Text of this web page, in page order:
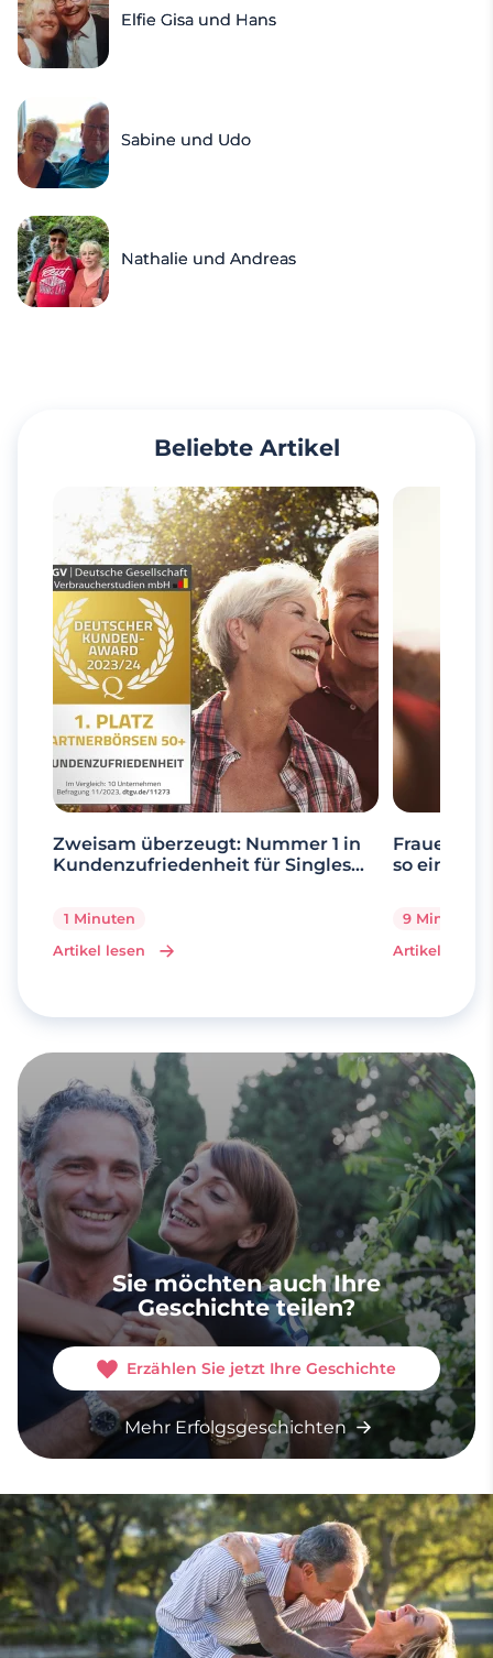
Elfie Gisa und Hans
Sabine und Udo
Nathalie und Andreas
Beliebte Artikel
Zweisam überzeugt: Nummer 1 in
Kundenzufriedenheit für Singles
1 Minuten
Artikel lesen
Frauen ab
so einfach
9 Minuten
Artikel lesen
Sie möchten auch Ihre
Geschichte teilen?
Erzählen Sie jetzt Ihre Geschichte
Mehr Erfolgsgeschichten